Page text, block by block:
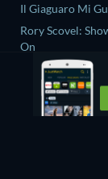
Il Giaguaro Mi
Rory Scovel:
On
Nando tra due
di Sintonia